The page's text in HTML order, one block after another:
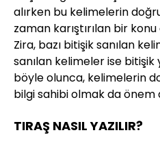
alırken bu kelimelerin
zaman karıştırılan bir
Zira, bazı bitişik sanılan
sanılan kelimeler ise bitişik
böyle olunca, kelimelerin
bilgi sahibi olmak da önem
TIRAŞ NASIL YAZILIR?